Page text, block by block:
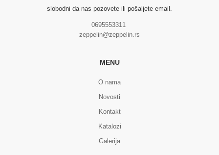
slobodni da nas pozovete ili pošaljete email.
0695553311
zeppelin@zeppelin.rs
MENU
O nama
Novosti
Kontakt
Katalozi
Galerija